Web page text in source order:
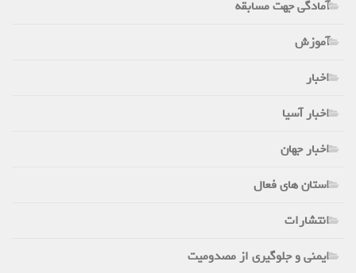
آمادگی جهت مسابقه
آموزش
اخبار
اخبار آسیا
اخبار جهان
استان های فعال
انتشارات
ایمنی و جلوگیری از مصدومیت